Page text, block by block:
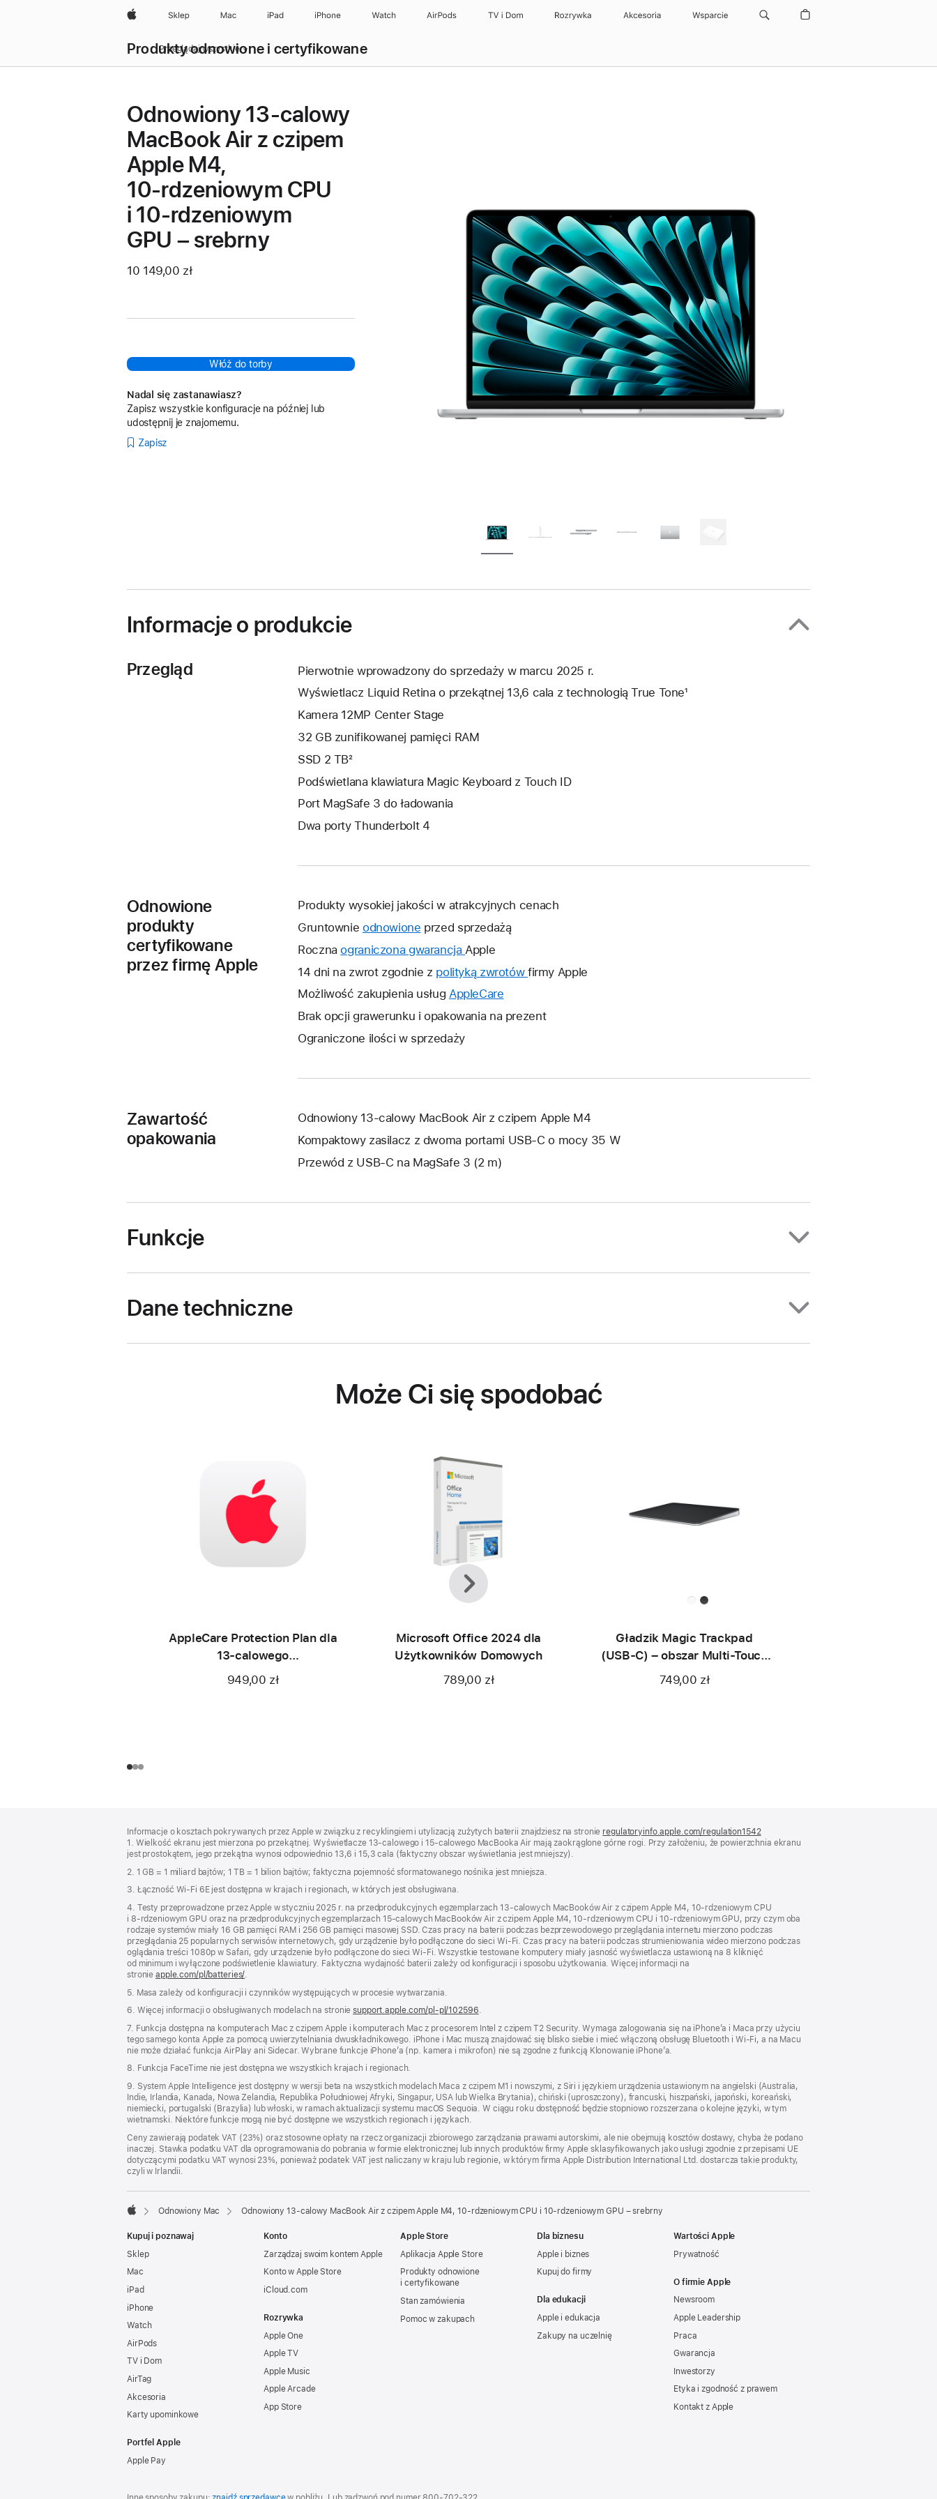
Apple Sklep Mac iPad iPhone Watch AirPods TV i Dom Rozrywka Akcesoria Wsparcie
Produkty odnowione i certyfikowane
Przeglądaj wszystkie
Odnowiony 13-calowy
MacBook Air z czipem
Apple M4,
10‑rdzeniowym CPU
i 10‑rdzeniowym
GPU – srebrny
10 149,00 zł
Włóż do torby
Nadal się zastanawiasz?
Zapisz wszystkie konfiguracje na później lub
udostępnij je znajomemu.
Zapisz
Informacje o produkcie
Przegląd
Pierwotnie wprowadzony do sprzedaży w marcu 2025 r.
Wyświetlacz Liquid Retina o przekątnej 13,6 cala z technologią True Tone¹
Kamera 12MP Center Stage
32 GB zunifikowanej pamięci RAM
SSD 2 TB²
Podświetlana klawiatura Magic Keyboard z Touch ID
Port MagSafe 3 do ładowania
Dwa porty Thunderbolt 4
Odnowione
produkty
certyfikowane
przez firmę Apple
Produkty wysokiej jakości w atrakcyjnych cenach
Gruntownie odnowione przed sprzedażą
Rocznaograniczona gwarancja To
łącze
nowe
okno.
Apple
14 dni na zwrot zgodnie z polityką zwrotów To
nowe
firmy Apple
Możliwość zakupienia usług AppleCare
łącze
Brak opcji grawerunku i opakowania na prezent
Ograniczone ilości w sprzedaży
Zawartość
opakowania
Odnowiony 13‑calowy MacBook Air z czipem Apple M4
Kompaktowy zasilacz z dwoma portami USB‑C o mocy 35 W
Przewód z USB‑C na MagSafe 3 (2 m)
Funkcje
Dane techniczne
Może Ci się spodobać
AppleCare Protection Plan dla
13‑calowego
MacBooka Air (M4)
949,00 zł
Microsoft Office 2024 dla
Użytkowników Domowych
789,00 zł
Gładzik Magic Trackpad
(USB‑C) – obszar Multi-Touch
w czerni
749,00 zł
Wstecz
Dalej
Informacje o kosztach pokrywanych przez Apple w związku z recyklingiem i utylizacją zużytych baterii znajdziesz na stronie regulatoryinfo.apple.com/regulation1542(otwiera
się
1. Wielkość ekranu jest mierzona po przekątnej. Wyświetlacze 13‑calowego i 15‑calowego MacBooka Air mają zaokrąglone górne rogi. Przy założeniu, że powierzchnia ekranu
jest prostokątem, jego przekątna wynosi odpowiednio 13,6 i 15,3 cala (faktyczny obszar wyświetlania jest mniejszy).
2. 1 GB = 1 miliard bajtów; 1 TB = 1 bilion bajtów; faktyczna pojemność sformatowanego nośnika jest mniejsza.
3. Łączność Wi‑Fi 6E jest dostępna w krajach i regionach, w których jest obsługiwana.
4. Testy przeprowadzone przez Apple w styczniu 2025 r. na przedprodukcyjnych egzemplarzach 13‑calowych MacBooków Air z czipem Apple M4, 10‑rdzeniowym CPU
i 8‑rdzeniowym GPU oraz na przedprodukcyjnych egzemplarzach 15‑calowych MacBooków Air z czipem Apple M4, 10‑rdzeniowym CPU i 10‑rdzeniowym GPU, przy czym oba
rodzaje systemów miały 16 GB pamięci RAM i 256 GB pamięci masowej SSD. Czas pracy na baterii podczas bezprzewodowego przeglądania internetu mierzono podczas
przeglądania 25 popularnych serwisów internetowych, gdy urządzenie było podłączone do sieci Wi‑Fi. Czas pracy na baterii podczas strumieniowania wideo mierzono podczas
oglądania treści 1080p w Safari, gdy urządzenie było podłączone do sieci Wi‑Fi. Wszystkie testowane komputery miały jasność wyświetlacza ustawioną na 8 kliknięć
od minimum i wyłączone podświetlenie klawiatury. Faktyczna wydajność baterii zależy od konfiguracji i sposobu użytkowania. Więcej informacji na
stronieapple.com/pl/batteries/.
5. Masa zależy od konfiguracji i czynników występujących w procesie wytwarzania.
6. Więcej informacji o obsługiwanych modelach na stroniesupport.apple.com/pl-pl/102596.
7. Funkcja dostępna na komputerach Mac z czipem Apple i komputerach Mac z procesorem Intel z czipem T2 Security. Wymaga zalogowania się na iPhone’a i Maca przy użyciu
tego samego konta Apple za pomocą uwierzytelniania dwuskładnikowego. iPhone i Mac muszą znajdować się blisko siebie i mieć włączoną obsługę Bluetooth i Wi‑Fi, a na Macu
nie może działać funkcja AirPlay ani Sidecar. Wybrane funkcje iPhone’a (np. kamera i mikrofon) nie są zgodne z funkcją Klonowanie iPhone’a.
8. Funkcja FaceTime nie jest dostępna we wszystkich krajach i regionach.
9. System Apple Intelligence jest dostępny w wersji beta na wszystkich modelach Maca z czipem M1 i nowszymi, z Siri i językiem urządzenia ustawionym na angielski (Australia,
Indie, Irlandia, Kanada, Nowa Zelandia, Republika Południowej Afryki, Singapur, USA lub Wielka Brytania), chiński (uproszczony), francuski, hiszpański, japoński, koreański,
niemiecki, portugalski (Brazylia) lub włoski, w ramach aktualizacji systemu macOS Sequoia. W ciągu roku dostępność będzie stopniowo rozszerzana o kolejne języki, w tym
wietnamski. Niektóre funkcje mogą nie być dostępne we wszystkich regionach i językach.
Ceny zawierają podatek VAT (23%) oraz stosowne opłaty na rzecz organizacji zbiorowego zarządzania prawami autorskimi, ale nie obejmują kosztów dostawy, chyba że podano
inaczej. Stawka podatku VAT dla oprogramowania do pobrania w formie elektronicznej lub innych produktów firmy Apple sklasyfikowanych jako usługi zgodnie z przepisami UE
dotyczącymi podatku VAT wynosi 23%, ponieważ podatek VAT jest naliczany w kraju lub regionie, w którym firma Apple Distribution International Ltd. dostarcza takie produkty,
czyli w Irlandii.
Odnowiony Mac Odnowiony 13-calowy MacBook Air z czipem Apple M4, 10‑rdzeniowym CPU i 10‑rdzeniowym GPU – srebrny
Kupuj i poznawaj
Sklep
Mac
iPad
iPhone
Watch
AirPods
TV i Dom
AirTag
Akcesoria
Karty upominkowe
Portfel Apple
Apple Pay
Konto
Zarządzaj swoim kontem Apple
Konto w Apple Store
iCloud.com
Rozrywka
Apple One
Apple TV
Apple Music
Apple Arcade
App Store
Apple Store
Aplikacja Apple Store
Produkty odnowione
i certyfikowane
Stan zamówienia
Pomoc w zakupach
Dla biznesu
Apple i biznes
Kupuj do firmy
Dla edukacji
Apple i edukacja
Zakupy na uczelnię
Wartości Apple
Prywatność
O firmie Apple
Newsroom
Apple Leadership
Praca
Gwarancja
Inwestorzy
Etyka i zgodność z prawem
Kontakt z Apple